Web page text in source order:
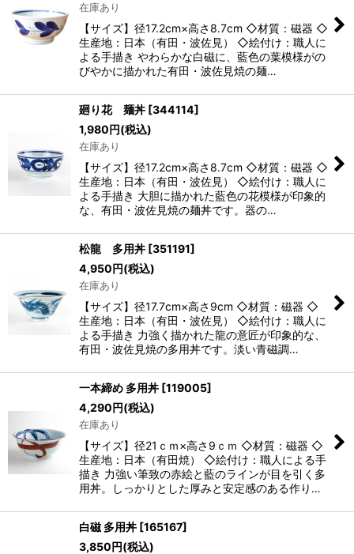
在庫あり
【サイズ】径17.2cm×高さ8.7cm ◇材質：磁器 ◇
生産地：日本（有田・波佐見） ◇絵付け：職人に
よる手描き やわらかな白磁に、藍色の葉模様がの
びやかに描かれた有田・波佐見焼の麺…
廻り花 麺丼 [344114]
1,980円(税込)
在庫あり
【サイズ】径17.2cm×高さ8.7cm ◇材質：磁器 ◇
生産地：日本（有田・波佐見） ◇絵付け：職人に
よる手描き 大胆に描かれた藍色の花模様が印象的
な、有田・波佐見焼の麺丼です。器の…
松龍 多用丼 [351191]
4,950円(税込)
在庫あり
【サイズ】径17.7cm×高さ9cm ◇材質：磁器 ◇
生産地：日本（有田・波佐見） ◇絵付け：職人に
よる手描き 力強く描かれた龍の意匠が印象的な、
有田・波佐見焼の多用丼です。淡い青磁調…
一本締め 多用丼 [119005]
4,290円(税込)
在庫あり
【サイズ】径21ｃｍ×高さ9ｃｍ ◇材質：磁器 ◇
生産地：日本（有田焼） ◇絵付け：職人による手
描き 力強い筆致の赤絵と藍のラインが目を引く多
用丼。しっかりとした厚みと安定感のある作り…
白磁 多用丼 [165167]
3,850円(税込)